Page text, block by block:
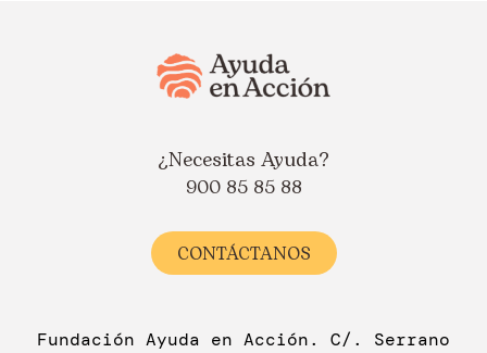
¿Necesitas Ayuda?
900 85 85 88
CONTÁCTANOS
Fundación Ayuda en Acción. C/. Serrano